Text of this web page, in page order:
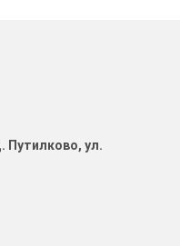
Путилково, ул.